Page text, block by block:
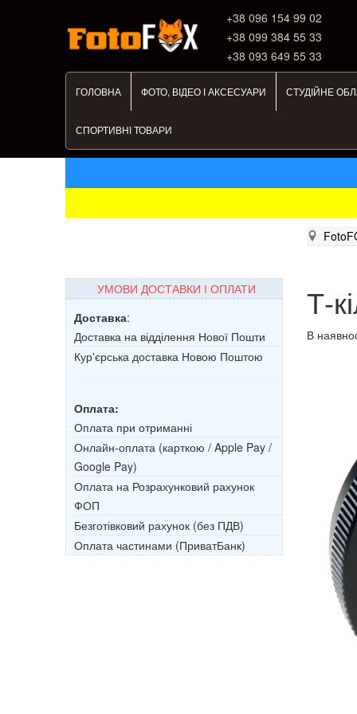
+38 ‎096 154 99 02
+38 099 384 55 33
+38 093 649 55 33
ГОЛОВНА ФОТО, ВІДЕО І АКСЕСУАРИ СТУДІЙНЕ
СПОРТИВНІ ТОВАРИ
УМОВИ ДОСТАВКИ І ОПЛАТИ
Доставка:
Доставка на відділення Нової Пошти
Кур'єрська доставка Новою Поштою
Оплата:
Оплата при отриманні
Онлайн-оплата (карткою / Apple Pay /
Google Pay)
Оплата на Розрахунковий рахунок
ФОП
Безготівковий рахунок (без ПДВ)
Оплата частинами (ПриватБанк)
Т-
В